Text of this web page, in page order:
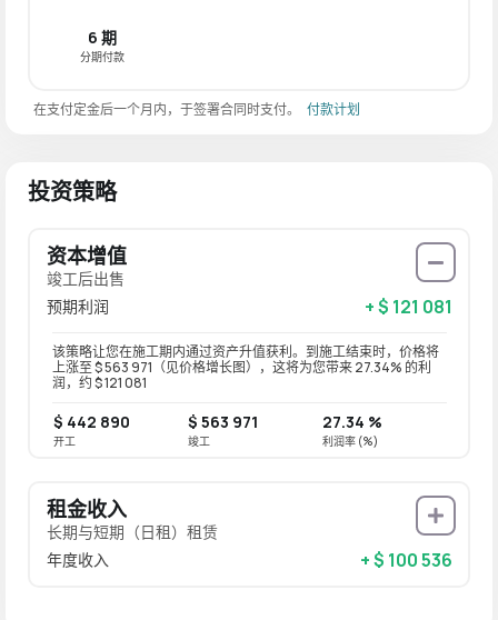
6 期
分期付款
在支付定金后一个月内，于签署合同时支付。 付款计划
投资策略
资本增值
竣工后出售
预期利润
+ $ 121 081
该策略让您在施工期内通过资产升值获利。到施工结束时，价格将
上涨至 $ 563 971（见价格增长图），这将为您带来 27.34% 的利
润，约 $ 121 081
$ 442 890
开工
$ 563 971
竣工
27.34 %
利润率 (%)
租金收入
长期与短期（日租）租赁
年度收入
+ $ 100 536